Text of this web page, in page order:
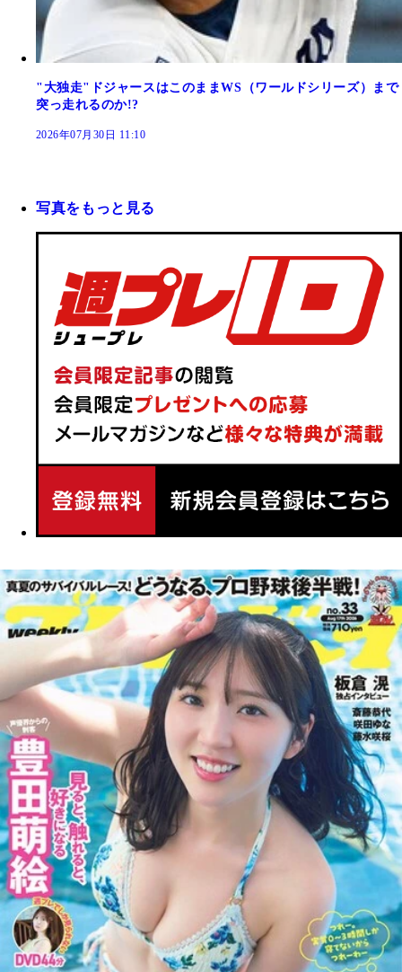
"大独走"ドジャースはこのままWS（ワールドシリーズ）まで
突っ走れるのか!?
2026年07月30日 11:10
写真をもっと見る